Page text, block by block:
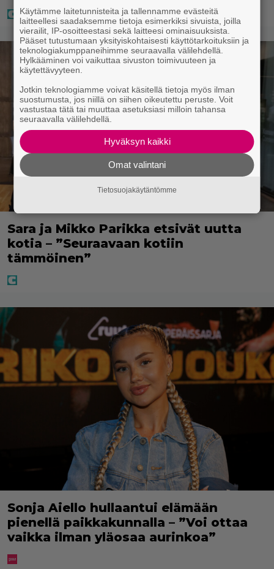
Sara ja Mikko Parikka etsivät uutta
kotia – ”Seuraavaan kotiin
tämmöinen”
Sonja Aiello hullaantui elämään
pienellä paikkakunnalla – ”Voi ottaa
vaikka ilman yläosaa aurinkoa”
Käytämme laitetunnisteita ja tallennamme evästeitä
laitteellesi saadaksemme tietoja esimerkiksi sivuista, joilla
vierailit, IP-osoitteestasi sekä laitteesi ominaisuuksista.
Pääset tutustumaan yksityiskohtaisesti käyttötarkoituksiin ja
teknologiakumppaneihimme seuraavalla välilehdellä.
Hylkääminen voi vaikuttaa sivuston toimivuuteen ja
käytettävyyteen.
Jotkin teknologiamme voivat käsitellä tietoja myös ilman
suostumusta, jos niillä on siihen oikeutettu peruste. Voit
vastustaa tätä tai muuttaa asetuksiasi milloin tahansa
seuraavalla välilehdellä.
Hyväksyn kaikki
Omat valintani
Tietosuojakäytäntömme